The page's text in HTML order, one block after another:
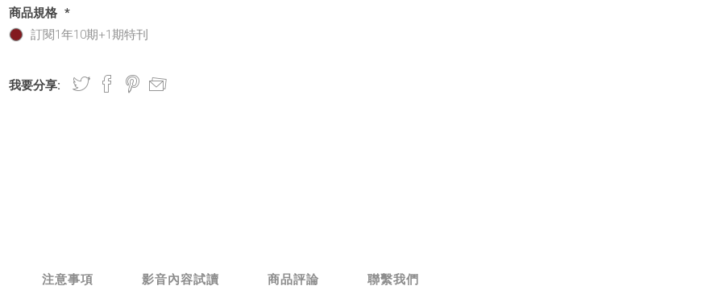
商品規格 *
訂閱1年10期+1期特刊
我要分享:
注意事項 影音內容試讀 商品評論 聯繫我們